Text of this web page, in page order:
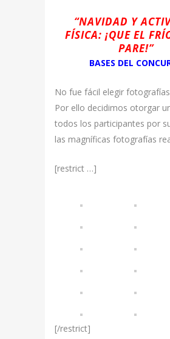
“NAVIDAD Y
FÍSICA: ¡QUE EL
PARE!”
BASES DEL
No fue fácil elegir
Por ello decidimos otorgar
todos los participantes por
las magníficas fotografías
[restrict …]
[/restrict]